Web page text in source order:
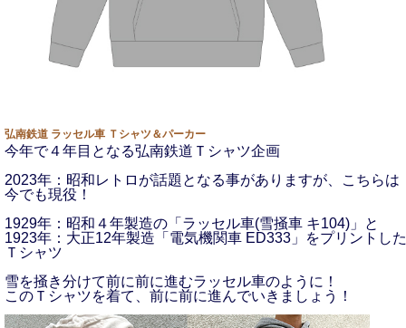
弘南鉄道 ラッセル車 Ｔシャツ＆パーカー
今年で４年目となる弘南鉄道Ｔシャツ企画
2023年：昭和レトロが話題となる事がありますが、こちらは
今でも現役！
1929年：昭和４年製造の「ラッセル車(雪掻車 キ104)」と
1923年：大正12年製造「電気機関車 ED333」をプリントした
Ｔシャツ
雪を掻き分けて前に前に進むラッセル車のように！
このＴシャツを着て、前に前に進んでいきましょう！